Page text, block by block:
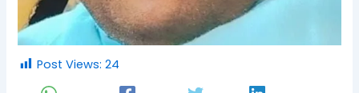
Post Views: 24